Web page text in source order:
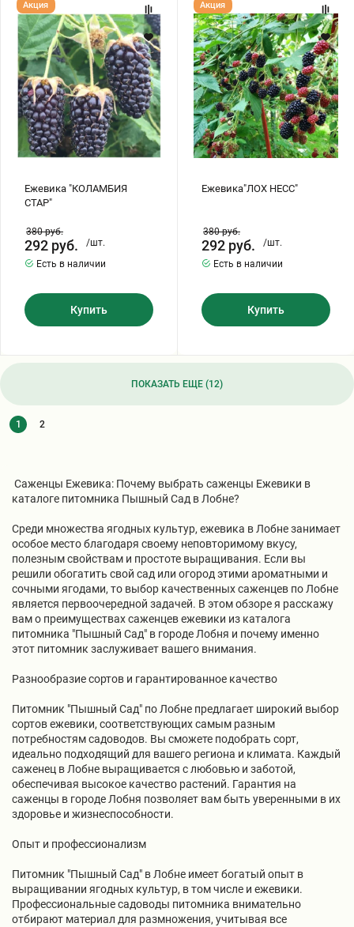
Ежевика
"КОЛАМБИЯ
СТАР"
Ежевика "КОЛАМБИЯ
СТАР"
Акция
380руб.
292 руб.
/шт.
Есть в наличии
Купить
Ежевика"ЛОХ
НЕСС"
Ежевика"ЛОХ НЕСС"
Акция
380руб.
292 руб.
/шт.
Есть в наличии
Купить
ПОКАЗАТЬ ЕЩЕ (12)
1 2
Саженцы Ежевика: Почему выбрать саженцы Ежевики в
каталоге питомника Пышный Сад в Лобне?
Среди множества ягодных культур, ежевика в Лобне занимает
особое место благодаря своему неповторимому вкусу,
полезным свойствам и простоте выращивания. Если вы
решили обогатить свой сад или огород этими ароматными и
сочными ягодами, то выбор качественных саженцев по Лобне
является первоочередной задачей. В этом обзоре я расскажу
вам о преимуществах саженцев ежевики из каталога
питомника "Пышный Сад" в городе Лобня и почему именно
этот питомник заслуживает вашего внимания.
Разнообразие сортов и гарантированное качество
Питомник "Пышный Сад" по Лобне предлагает широкий выбор
сортов ежевики, соответствующих самым разным
потребностям садоводов. Вы сможете подобрать сорт,
идеально подходящий для вашего региона и климата. Каждый
саженец в Лобне выращивается с любовью и заботой,
обеспечивая высокое качество растений. Гарантия на
саженцы в городе Лобня позволяет вам быть уверенными в их
здоровье и жизнеспособности.
Опыт и профессионализм
Питомник "Пышный Сад" в Лобне имеет богатый опыт в
выращивании ягодных культур, в том числе и ежевики.
Профессиональные садоводы питомника внимательно
отбирают материал для размножения, учитывая все